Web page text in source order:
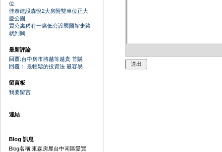
位
佳泰建設森悅2大房附雙車位正大
慶公園
買公寓稀有一席低公設國圖館走路
就到興
最新評論
回覆:台中房市將越等越貴 首購
回覆： 最輕鬆的投資法 最容易
留言板
我要留言
連結
Blog 訊息
Blog名稱:東森房屋台中南區愛買